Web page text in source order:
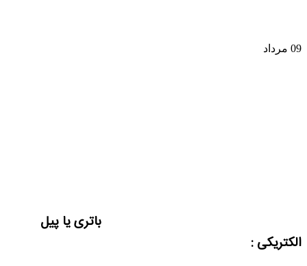
09 مرداد
باتری یا پیل
الکتریکی :